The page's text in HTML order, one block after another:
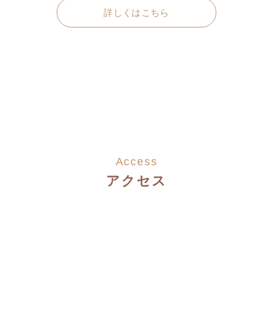
詳しくはこちら
Access
アクセス